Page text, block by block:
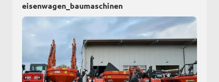
eisenwagen_baumaschinen